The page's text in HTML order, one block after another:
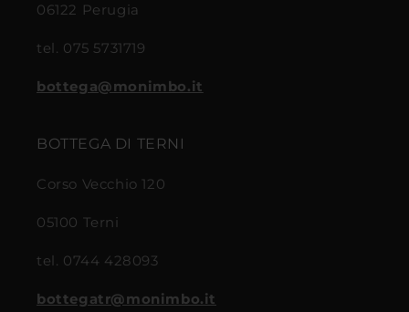
06122 Perugia
tel. 075 5731719
bottega@monimbo.it
BOTTEGA DI TERNI
Corso Vecchio 120
05100 Terni
tel. 0744 428093
bottegatr@monimbo.it